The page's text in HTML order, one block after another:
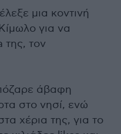
μια κοντινή
για να
της, τον
άβαφη
στο νησί, ενώ
χέρια της, για το